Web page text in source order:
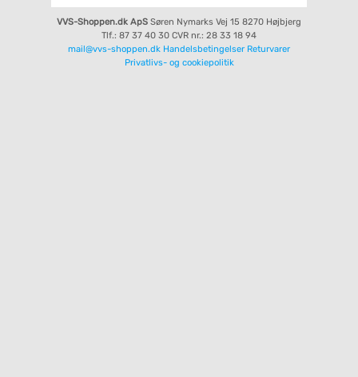
VVS-Shoppen.dk ApS Søren Nymarks Vej 15 8270 Højbjerg
Tlf.: 87 37 40 30 CVR nr.: 28 33 18 94
mail@vvs-shoppen.dk Handelsbetingelser Returvarer
Privatlivs- og cookiepolitik